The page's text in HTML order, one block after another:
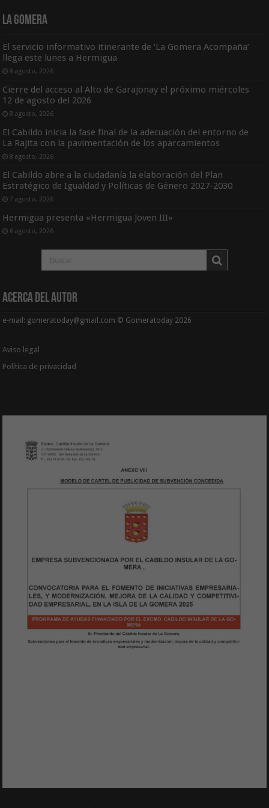
La Gomera
El servicio informativo itinerante de ‘La Gomera Acompaña’
llega este lunes a Hermigua
8 agosto, 2026
Cierre del acceso al Alto de Garajonay el próximo miércoles
12 de agosto del 2026
8 agosto, 2026
El Cabildo inicia la fase final de la adecuación del entorno de
La Rajita con la pavimentación de los aparcamientos
8 agosto, 2026
El Cabildo abre a la ciudadanía la elaboración del Plan
Estratégico de Igualdad y Políticas de Género 2027-2030
7 agosto, 2026
Hermigua presenta «Hermigua Joven III»
6 agosto, 2026
Acerca del Autor
e-mail: gomeratoday@gmail.com © Gomeratoday 2026
Aviso legal
Política de privacidad